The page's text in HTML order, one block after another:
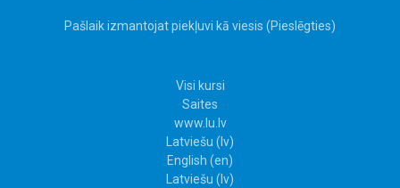
Pašlaik izmantojat piekļuvi kā viesis (Pieslēgties)
Visi kursi
Saites
www.lu.lv
Latviešu ‎(lv)‎
English ‎(en)‎
Latviešu ‎(lv)‎